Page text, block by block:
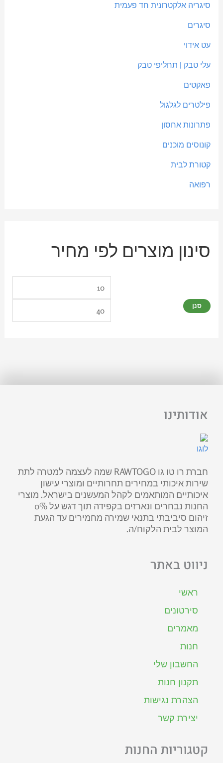
סיגריה אלקטרונית חד פעמית
סיגרים
עט אידוי
עלי טבק | תחליפי טבק
פאקטים
פילטרים לגלגול
פתרונות אחסון
קונוסים מוכנים
קטורת לבית
רפואה
סינון מוצרים לפי מחיר
סנן
אודותינו
חברת רו טו גו RAWTOGO שמה לעצמה למטרה לתת
שירות איכותי במחירים תחרותיים ומוצרי עישון
איכותיים המותאמים לקהל המעשנים בישראל. מוצרי
החנות נבחרים ונארזים בקפידה תוך דגש על 0%
זיהום סיביבתי בתנאי שמירה מחמירים עד הגעת
המוצר לבית הלקוח/ה.
ניווט באתר
ראשי
סירטונים
מאמרים
חנות
החשבון שלי
תקנון חנות
הצהרת נגישות
יצירת קשר
קטגוריות החנות